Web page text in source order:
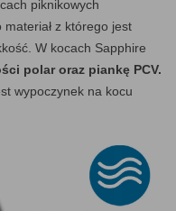
piknikowych
materiał z którego jest
W kocach Sapphire
polar oraz piankę PCV.
wypoczynek na kocu